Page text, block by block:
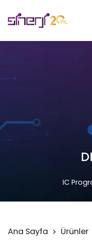
IC
Ana Sayfa Ürünler